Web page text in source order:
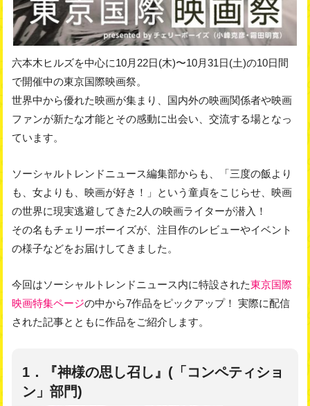
六本木ヒルズを中心に10月22日(木)〜10月31日(土)の10日間
で開催中の東京国際映画祭。
世界中から優れた映画が集まり、国内外の映画関係者や映画
ファンが新たな才能とその感動に出会い、交流する場となっ
ています。
ソーシャルトレンドニュース編集部からも、「三度の飯より
も、女よりも、映画が好き！」という童貞をこじらせ、映画
の世界に現実逃避してきた2人の映画ライターが潜入！
その名もチェリーボーイズが、注目作のレビューやイベント
の様子などをお届けしてきました。
今回はソーシャルトレンドニュース内に特設された東京国際
映画特集ページの中から7作品をピックアップ！ 実際に配信
された記事とともに作品をご紹介します。
1．『神様の思し召し』(「コンペティショ
ン」部門)